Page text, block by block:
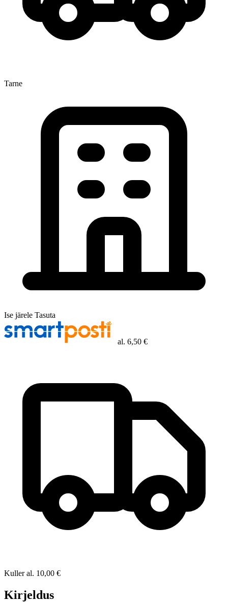
Tarne
Ise järele Tasuta
al. 6,50 €
Kuller al. 10,00 €
Kirjeldus